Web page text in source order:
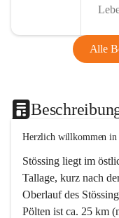
Alle
Herzlich willkommen in
Stössing liegt im
Tallage, kurz nach
Oberlauf des
Pölten ist ca. 25 km